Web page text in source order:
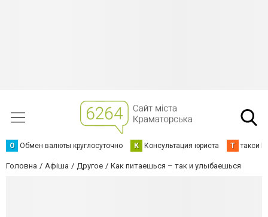
О Обмен валюты круглосуточно К Консультация юриста Т такси
Головна Афіша Другое Как питаешься – так и улыбаешься